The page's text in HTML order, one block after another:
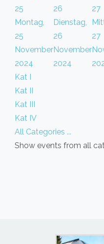
25
Montag,
25
November
2024
26
Dienstag,
26
November
2024
27
27
Kat I
Kat II
Kat III
Kat IV
All Categories ...
Show events from all